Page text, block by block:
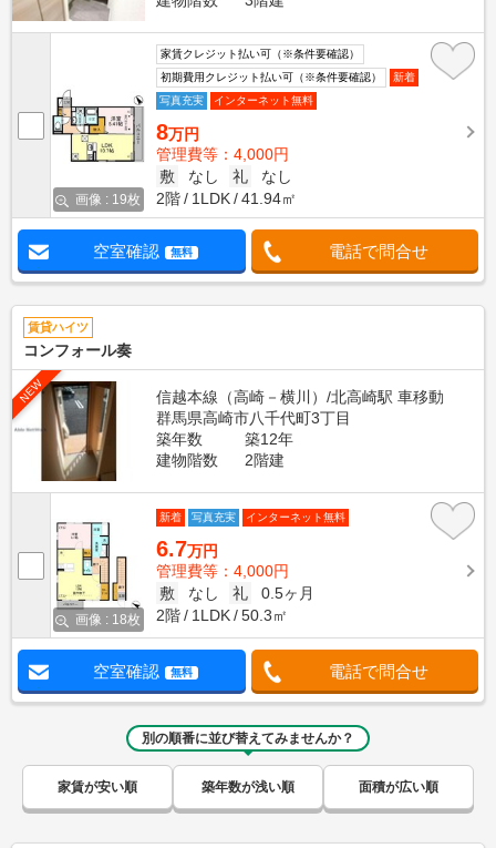
画像 : 19枚
家賃クレジット払い可（※条件要確認）
初期費用クレジット払い可（※条件要確認）
新着
写真充実
インターネット無料
8万円
管理費等：4,000円
敷
なし 礼
なし
2階
1LDK 41.94㎡
空室確認 無料 電話で問合せ
賃貸ハイツ
コンフォール奏
NEW
信越本線（高崎－横川）/北高崎駅 車移動
群馬県高崎市八千代町3丁目
築年数
築12年
建物階数
2階建
画像 : 18枚
新着 写真充実 インターネット無料
6.7万円
管理費等：4,000円
敷
なし 礼
0.5ヶ月
2階
1LDK 50.3㎡
空室確認 無料 電話で問合せ
別の順番に並び替えてみませんか？
家賃が安い順 築年数が浅い順 面積が広い順